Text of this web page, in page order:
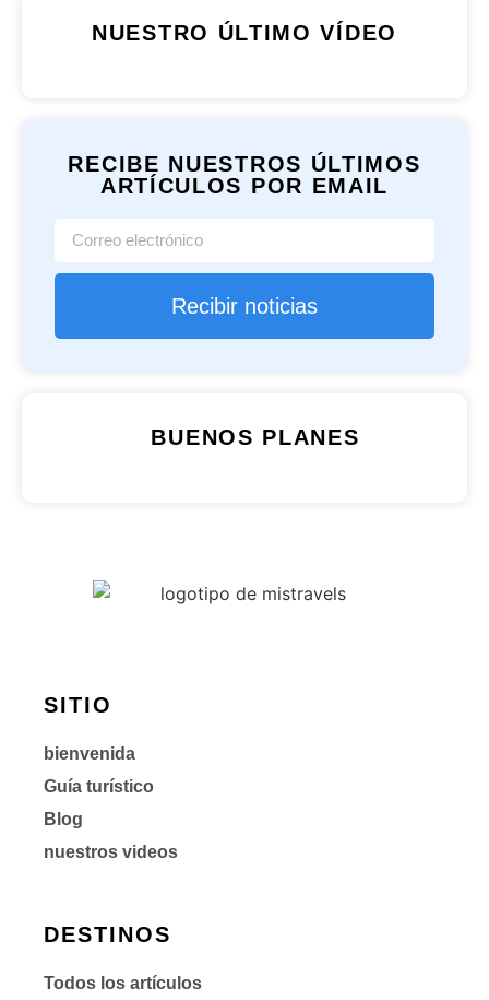
NUESTRO ÚLTIMO VÍDEO
RECIBE NUESTROS ÚLTIMOS
ARTÍCULOS POR EMAIL
Recibir noticias
BUENOS PLANES
SITIO
bienvenida
Guía turístico
Blog
nuestros videos
DESTINOS
Todos los artículos